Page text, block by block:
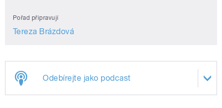
Pořad připravují
Tereza Brázdová
Odebírejte jako podcast